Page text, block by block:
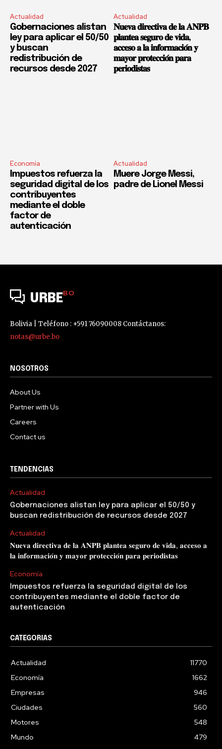
Actualidad
Gobernaciones alistan
ley para aplicar el 50/50
y buscan
redistribución de
recursos desde 2027
Actualidad
𝐍𝐮𝐞𝐯𝐚 𝐝𝐢𝐫𝐞𝐜𝐭𝐢𝐯𝐚 𝐝𝐞 𝐥𝐚 𝐀𝐍𝐏𝐁
𝐩𝐥𝐚𝐧𝐭𝐞𝐚 𝐬𝐞𝐠𝐮𝐫𝐨 𝐝𝐞 𝐯𝐢𝐝𝐚,
𝐚𝐜𝐜𝐞𝐬𝐨 𝐚 𝐥𝐚 𝐢𝐧𝐟𝐨𝐫𝐦𝐚𝐜𝐢𝐨́𝐧 𝐲
𝐦𝐚𝐲𝐨𝐫 𝐩𝐫𝐨𝐭𝐞𝐜𝐜𝐢𝐨́𝐧 𝐩𝐚𝐫𝐚
𝐩𝐞𝐫𝐢𝐨𝐝𝐢𝐬𝐭𝐚𝐬
Economía
Impuestos refuerza la
seguridad digital de los
contribuyentes
mediante el doble
factor de
autenticación
Actualidad
Muere Jorge Messi,
padre de Lionel Messi
URBEBO
Bolivia | Teléfono : +591 76090008 Contáctanos:
notas@urbe.bo
NOSOTROS
About Us
Partner with Us
Careers
Contact us
TENDENCIAS
Actualidad
Gobernaciones alistan ley para aplicar el 50/50 y
buscan redistribución de recursos desde 2027
Actualidad
𝐍𝐮𝐞𝐯𝐚 𝐝𝐢𝐫𝐞𝐜𝐭𝐢𝐯𝐚 𝐝𝐞 𝐥𝐚 𝐀𝐍𝐏𝐁 𝐩𝐥𝐚𝐧𝐭𝐞𝐚 𝐬𝐞𝐠𝐮𝐫𝐨 𝐝𝐞 𝐯𝐢𝐝𝐚, 𝐚𝐜𝐜𝐞𝐬𝐨 𝐚
𝐥𝐚 𝐢𝐧𝐟𝐨𝐫𝐦𝐚𝐜𝐢𝐨́𝐧 𝐲 𝐦𝐚𝐲𝐨𝐫 𝐩𝐫𝐨𝐭𝐞𝐜𝐜𝐢𝐨́𝐧 𝐩𝐚𝐫𝐚 𝐩𝐞𝐫𝐢𝐨𝐝𝐢𝐬𝐭𝐚𝐬
Economía
Impuestos refuerza la seguridad digital de los
contribuyentes mediante el doble factor de
autenticación
CATEGORIAS
Actualidad
11770
Economía
1662
Empresas
946
Ciudades
560
Motores
548
Mundo
479